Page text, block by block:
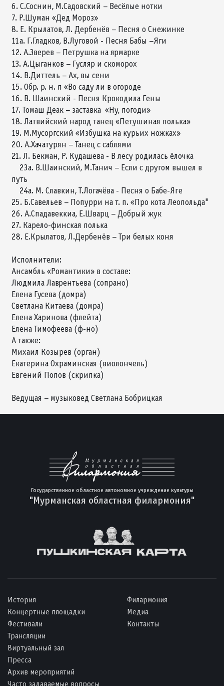
6. С.Соснин, М.Садовский – Весёлые нотки
7. Р.Шуман «Дед Мороз»
8. Е. Крылатов, Л. Дербенёв – Песня о Снежинке
11а. Г.Гладков, В.Луговой - Песня Бабы –Яги
12. А.Зверев – Петрушка на ярмарке
13. А.Цыганков – Гусляр и скоморох
14. В.Диттель – Ах, вы сени
15. Обр. р. н. п «Во саду ли в огороде
16. В. Шаинский - Песня Крокодила Гены
17. Томаш Деак – заставка «Ну, погоди»
18. Латвийский народ танец «Петушиная полька»
19. М.Мусоргский «Избушка на курьих ножках»
20. А.Хачатурян – Танец с саблями
21. Л. Бекман, Р. Кудашева - В лесу родилась ёлочка
23а. В.Шаинский, М.Танич – Если с другом вышел в
путь
24а. М. Славкин, Т.Логачёва - Песня о Бабе-Яге
25. Б.Савельев – Попурри на т. п. «Про кота Леопольда"
26. А.Спадавеккиа, Е.Шварц – Добрый жук
27. Карело-финская полька
28. Е.Крылатов, Л.Дербенёв – Три белых коня
Исполнители:
Ансамбль «Романтики» в составе:
Людмила Лаврентьева (сопрано)
Елена Гусева (домра)
Светлана Китаева (домра)
Елена Харинова (флейта)
Елена Тимофеева (ф-но)
А также:
Михаил Козырев (орган)
Екатерина Охраминская (виолончель)
Евгений Попов (скрипка)
Ведущая – музыковед Светлана Бобрицкая
Государственное областное автономное учреждение культуры
"Мурманская областная филармония"
История
Концертные площадки
Фестивали
Трансляции
Виртуальный зал
Пресса
Архив мероприятий
Часто задаваемые вопросы
Филармония
Медиа
Контакты